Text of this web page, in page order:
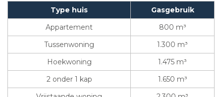
Type huis
Gasgebruik
Appartement
800 m³
Tussenwoning
1.300 m³
Hoekwoning
1.475 m³
2 onder 1 kap
1.650 m³